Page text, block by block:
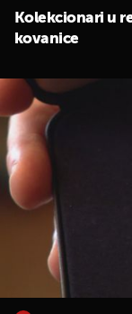
Kolekcionari u
kovanice